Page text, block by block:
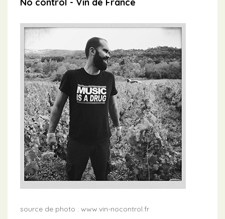
source de photo : www.vin-nocontrol.fr